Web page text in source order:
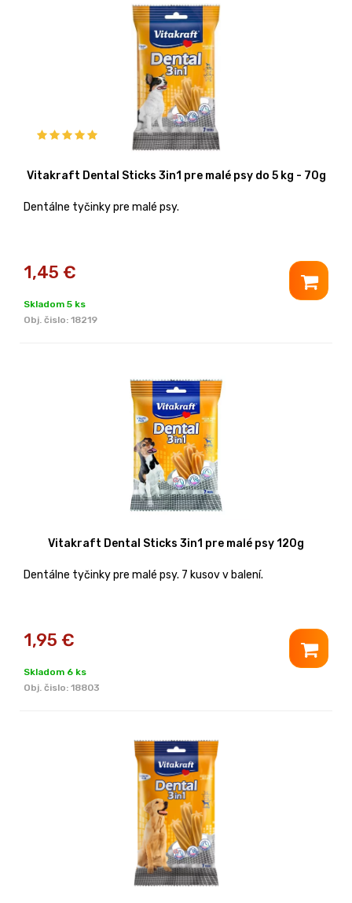
Vitakraft Dental Sticks 3in1 pre malé psy do 5 kg - 70g
Dentálne tyčinky pre malé psy.
1,45 €
Skladom 5 ks
Obj. čislo: 18219
Vitakraft Dental Sticks 3in1 pre malé psy 120g
Dentálne tyčinky pre malé psy. 7 kusov v balení.
1,95 €
Skladom 6 ks
Obj. čislo: 18803